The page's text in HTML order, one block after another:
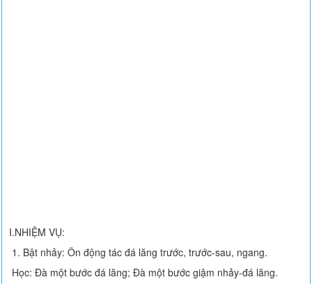
I.NHIỆM VỤ:
1. Bật nhảy: Ôn động tác đá lăng trước, trước-sau, ngang.
Học: Đà một bước đá lăng; Đà một bước giậm nhảy-đá lăng.